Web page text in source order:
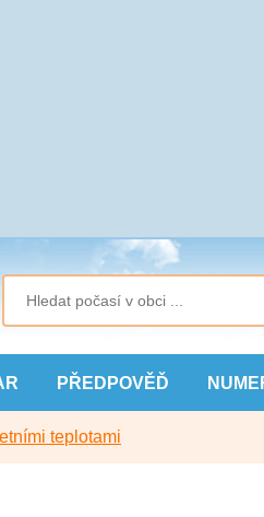
PŘEDPOVĚĎ
teplotami